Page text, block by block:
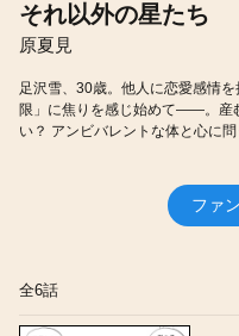
それ以外の星たち
原夏見
足沢雪、30歳。他人に恋愛感情
限」に焦りを感じ始めて――。産
い？ アンビバレントな体と心に
ファ
全6話